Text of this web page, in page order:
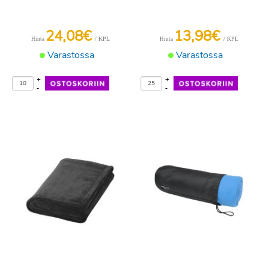
Varastossa
Hinta 24,08€ / KPL
-
+
Varastossa
Hinta 13,98€ / KPL
-
+